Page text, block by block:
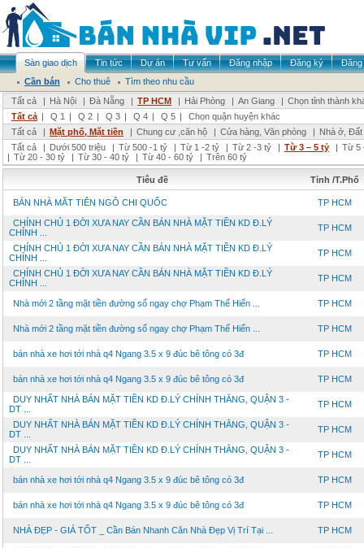
Sàn giao dịch Tin tức Dự án Tư vấn Đăng nhập Đăng ký
Đăng
Cần bán
Cho thuê
Tìm theo nhu cầu
Tất cả
| Hà Nội | Đà Nẵng | TP HCM | Hải Phòng | An Giang | Chọn tỉnh thành
Tất cả | Q 1 | Q 2 | Q 3 | Q 4 | Q 5 |
Chọn quận huyện khác
Tất cả
| Mặt phố, Mặt tiền | Chung cư ,căn hộ | Cửa hàng, Văn phòng | Nhà ở,
Tất cả
| Dưới 500 triệu | Từ 500 -1 tỷ | Từ 1 -2 tỷ | Từ 2 -3 tỷ | Từ 3 – 5 tỷ | Từ 5
| Từ 20 - 30 tỷ | Từ 30 - 40 tỷ | Từ 40 - 60 tỷ | Trên 60 tỷ
Tiêu đề Tỉnh /T.Phố
BÁN NHÀ MĂT TIÊN NGÔ CHI QUỐC TP HCM
CHÍNH CHỦ 1 ĐỜI XƯA NAY CẦN BÁN NHÀ MẶT TIỀN KD Đ.LÝ
CHỈNH ...
TP HCM
CHÍNH CHỦ 1 ĐỜI XƯA NAY CẦN BÁN NHÀ MẶT TIỀN KD Đ.LÝ
CHỈNH ...
TP HCM
CHÍNH CHỦ 1 ĐỜI XƯA NAY CẦN BÁN NHÀ MẶT TIỀN KD Đ.LÝ
CHỈNH ...
TP HCM
Nhà mới 2 tầng mặt tiền đường số ngay chợ Phạm Thế Hiển ... TP HCM
Nhà mới 2 tầng mặt tiền đường số ngay chợ Phạm Thế Hiển ... TP HCM
bán nhà xe hơi tới nhà q4 Ngang 3.5 x 9 đúc bê tông có 3đ TP HCM
bán nhà xe hơi tới nhà q4 Ngang 3.5 x 9 đúc bê tông có 3đ TP HCM
DUY NHẤT NHÀ BÁN MẶT TIỀN KD Đ.LÝ CHÍNH THẲNG, QUẬN 3 -
DT ...
TP HCM
DUY NHẤT NHÀ BÁN MẶT TIỀN KD Đ.LÝ CHÍNH THẲNG, QUẬN 3 -
DT ...
TP HCM
DUY NHẤT NHÀ BÁN MẶT TIỀN KD Đ.LÝ CHÍNH THẲNG, QUẬN 3 -
DT ...
TP HCM
bán nhà xe hơi tới nhà q4 Ngang 3.5 x 9 đúc bê tông có 3đ TP HCM
bán nhà xe hơi tới nhà q4 Ngang 3.5 x 9 đúc bê tông có 3đ TP HCM
NHÀ ĐẸP - GIÁ TỐT _ Cần Bán Nhanh Căn Nhà Đẹp Vị Trí Tại ... TP HCM